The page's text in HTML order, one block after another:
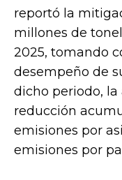
reportó la
millones de
2025, tomando
desempeño de
dicho periodo,
reducción
emisiones por
emisiones por